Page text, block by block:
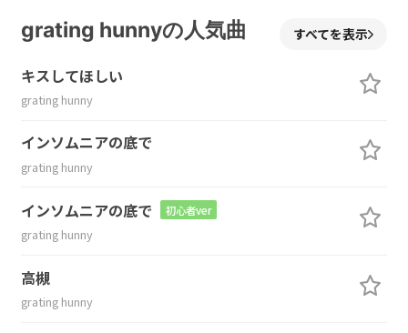
grating hunnyの人気曲 すべてを表示
キスしてほしい
grating hunny
インソムニアの底で
grating hunny
インソムニアの底で 初心者ver
grating hunny
高槻
grating hunny